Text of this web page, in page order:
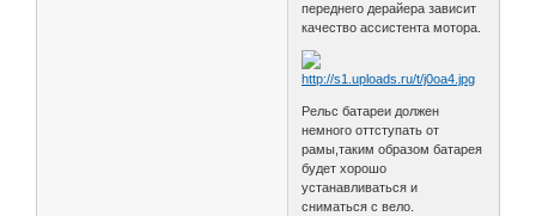
переднего дерайера зависит
качество ассистента мотора.
Рельс батареи должен
немного оттступать от
рамы,таким образом батарея
будет хорошо
устанавливаться и
сниматься с вело.